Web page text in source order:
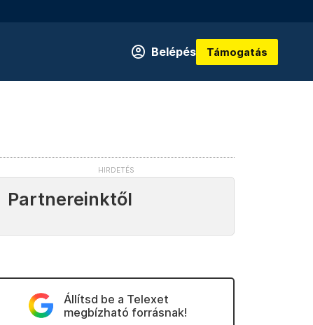
Belépés Támogatás
Partnereinktől
Állítsd be a Telexet
megbízható forrásnak!